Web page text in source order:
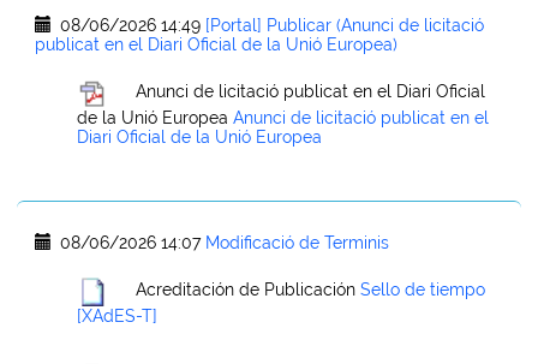
08/06/2026 14:49 [Portal] Publicar (Anunci de licitació
publicat en el Diari Oficial de la Unió Europea)
Anunci de licitació publicat en el Diari Oficial
de la Unió Europea Anunci de licitació publicat en el
Diari Oficial de la Unió Europea
08/06/2026 14:07 Modificació de Terminis
Acreditación de Publicación Sello de tiempo
[XAdES-T]